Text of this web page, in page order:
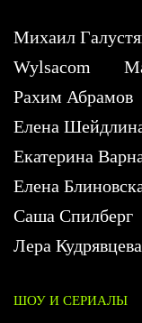
Михаил
Wylsacom
Рахим Абрамов
Елена
Екатерина
Елена
Саша Спилберг
Лера Кудрявцева
ШОУ И СЕРИАЛЫ